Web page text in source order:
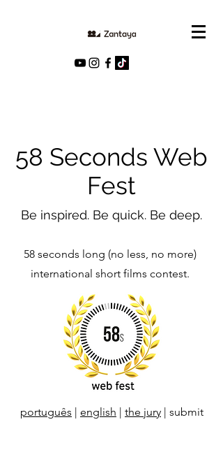
58 Seconds Web
Fest
Be inspired. Be quick. Be deep.
58 seconds long (no less, no more)
international short films contest.
português | english | the jury | submit